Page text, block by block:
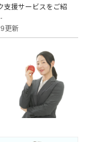
支援サービスをご紹
更新